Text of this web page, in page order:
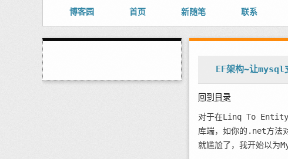
博客园 首页 新随笔 联系
EF架构~让
回到目录
对于在Linq To Entity
库端，如你的.net方法
就尴尬了，我开始以为